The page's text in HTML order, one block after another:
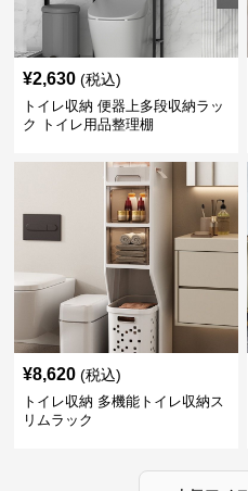
¥2,630 (税込)
トイレ収納 便器上多段収納ラッ
ク トイレ用品整理棚
¥8,620 (税込)
トイレ収納 多機能トイレ収納ス
リムラック